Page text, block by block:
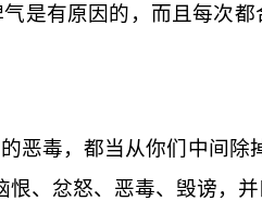
是有原因的，而且每次
恶毒，都当从你们中间除
、忿怒、恶毒、毁谤，